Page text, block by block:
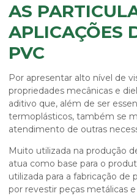
AS
APLICAÇÕES
PVC
Por apresentar alto nível de
propriedades mecânicas e
aditivo que, além de ser
termoplásticos, também se
atendimento de outras
Muito utilizada na produção
atua como base para o
utilizada para a fabricação de
por revestir peças metálicas